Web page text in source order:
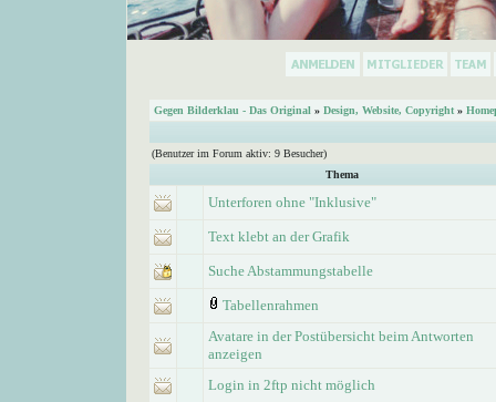
Gegen Bilderklau - Das Original » Design, Website, Copyright »
(Benutzer im Forum aktiv: 9 Besucher)
Thema
Unterforen ohne "Inklusive"
Text klebt an der Grafik
Suche Abstammungstabelle
Tabellenrahmen
Avatare in der Postübersicht beim Antworten
anzeigen
Login in 2ftp nicht möglich